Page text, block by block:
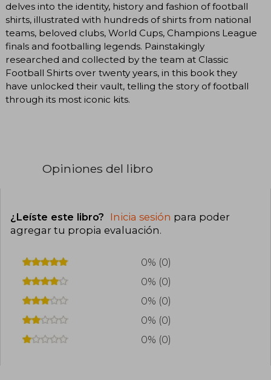
delves into the identity, history and fashion of football
shirts, illustrated with hundreds of shirts from national
teams, beloved clubs, World Cups, Champions League
finals and footballing legends. Painstakingly
researched and collected by the team at Classic
Football Shirts over twenty years, in this book they
have unlocked their vault, telling the story of football
through its most iconic kits.
Opiniones del libro
¿Leíste este libro? Inicia sesión para poder
agregar tu propia evaluación.
0% (0)
0% (0)
0% (0)
0% (0)
0% (0)